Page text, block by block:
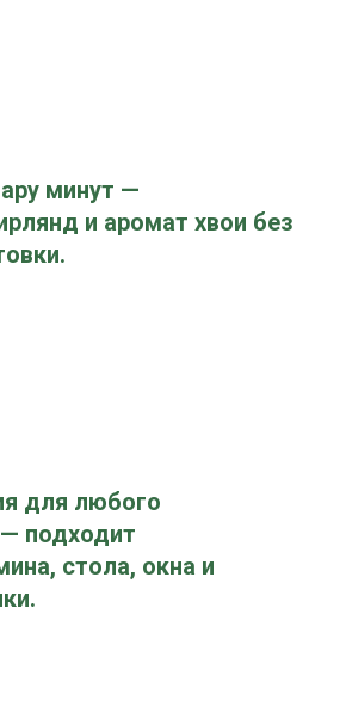
минут —
и аромат хвои без
для любого
подходит
стола, окна и